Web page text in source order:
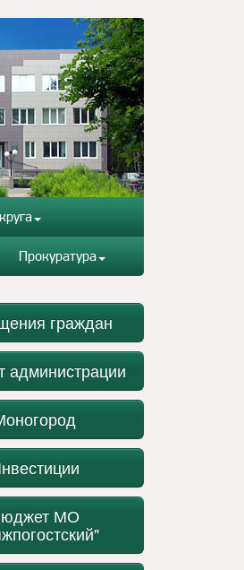
Прокуратура
граждан
администрации
МО